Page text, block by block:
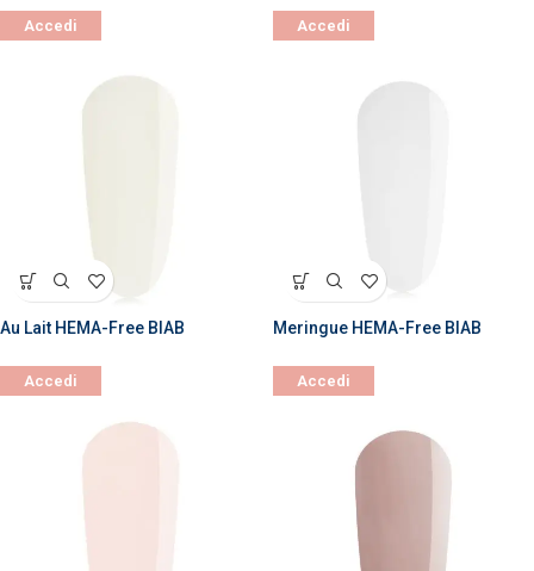
Accedi Accedi
Au Lait HEMA-Free BIAB
Accedi
Meringue HEMA-Free BIAB
Accedi